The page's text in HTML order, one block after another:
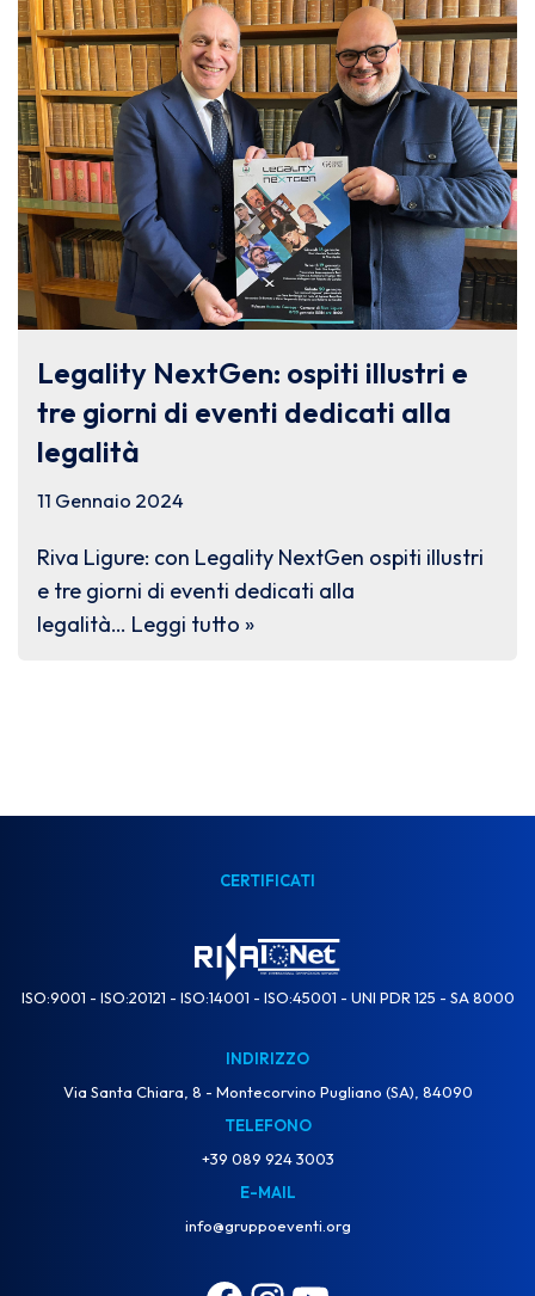
Legality NextGen: ospiti illustri e
tre giorni di eventi dedicati alla
legalità
11 Gennaio 2024
Riva Ligure: con Legality NextGen ospiti illustri
e tre giorni di eventi dedicati alla
legalità… Leggi tutto »
CERTIFICATI
ISO:9001 - ISO:20121 - ISO:14001 - ISO:45001 - UNI PDR 125 - SA 8000
INDIRIZZO
Via Santa Chiara, 8 - Montecorvino Pugliano (SA), 84090
TELEFONO
+39 089 924 3003
E-MAIL
info@gruppoeventi.org